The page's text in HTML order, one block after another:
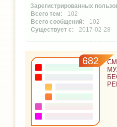
102
102
2017-02-28
682